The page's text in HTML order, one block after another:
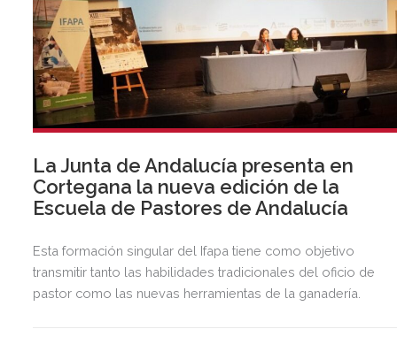
La Junta de Andalucía presenta en
Cortegana la nueva edición de la
Escuela de Pastores de Andalucía
Esta formación singular del Ifapa tiene como objetivo
transmitir tanto las habilidades tradicionales del oficio de
pastor como las nuevas herramientas de la ganadería.